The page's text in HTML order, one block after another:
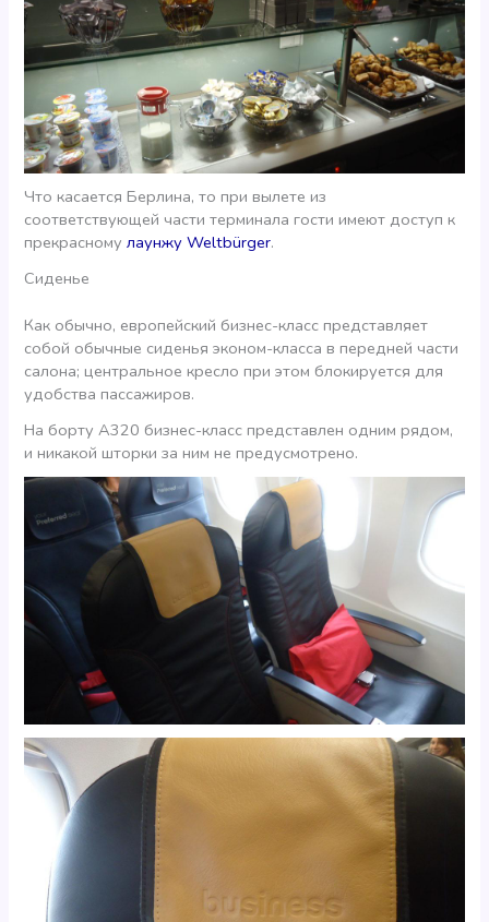
Что касается Берлина, то при вылете из
соответствующей части терминала гости имеют доступ к
прекрасномулаунжу Weltbürger.
Сиденье
Как обычно, европейский бизнес-класс представляет
собой обычные сиденья эконом-класса в передней части
салона; центральное кресло при этом блокируется для
удобства пассажиров.
На борту А320 бизнес-класс представлен одним рядом,
и никакой шторки за ним не предусмотрено.